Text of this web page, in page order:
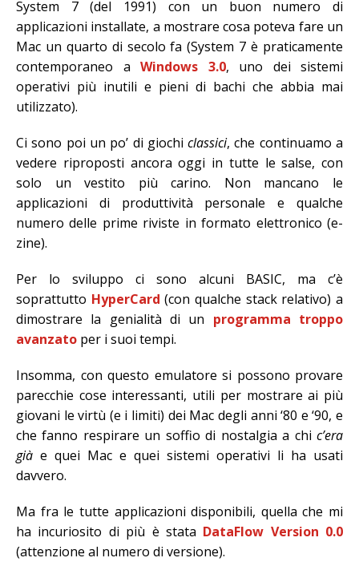
System 7 (del 1991) con un buon numero di
applicazioni installate, a mostrare cosa poteva fare un
Mac un quarto di secolo fa (System 7 è praticamente
contemporaneo a Windows 3.0, uno dei sistemi
operativi più inutili e pieni di bachi che abbia mai
utilizzato).
Ci sono poi un po’ di giochiclassici, che continuamo a
vedere riproposti ancora oggi in tutte le salse, con
solo un vestito più carino. Non mancano le
applicazioni di produttività personale e qualche
numero delle prime riviste in formato elettronico (e-
zine).
Per lo sviluppo ci sono alcuni BASIC, ma c’è
soprattutto HyperCard (con qualche stack relativo) a
dimostrare la genialità di un programma troppo
avanzato per i suoi tempi.
Insomma, con questo emulatore si possono provare
parecchie cose interessanti, utili per mostrare ai più
giovani le virtù (e i limiti) dei Mac degli anni ‘80 e ‘90, e
che fanno respirare un soffio di nostalgia a chi c’era
già e quei Mac e quei sistemi operativi li ha usati
davvero.
Ma fra le tutte applicazioni disponibili, quella che mi
ha incuriosito di più è stata DataFlow Version 0.0
(attenzione al numero di versione).